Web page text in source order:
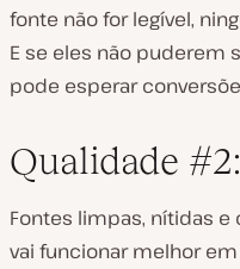
fonte não for legível,
E se eles não puderem
pode esperar
Qualidade
Fontes limpas, nítidas
vai funcionar melhor